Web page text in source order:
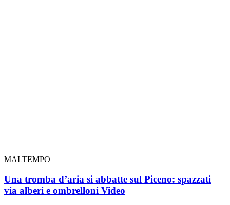
MALTEMPO
Una tromba d’aria si abbatte sul Piceno: spazzati
via alberi e ombrelloni Video